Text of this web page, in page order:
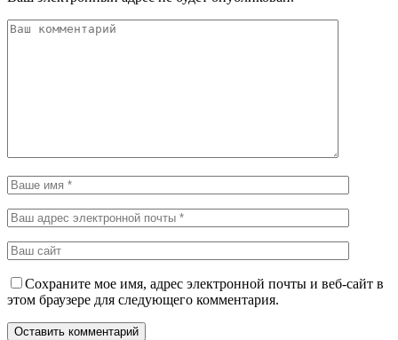
Сохраните мое имя, адрес электронной почты и веб-сайт в
этом браузере для следующего комментария.